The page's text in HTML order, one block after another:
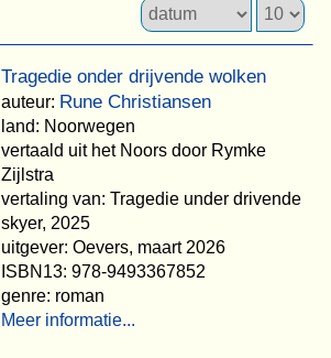
Tragedie onder drijvende wolken
auteur: Rune Christiansen
land: Noorwegen
vertaald uit het Noors door Rymke
Zijlstra
vertaling van: Tragedie under drivende
skyer, 2025
uitgever: Oevers, maart 2026
ISBN13: 978-9493367852
genre: roman
Meer informatie...